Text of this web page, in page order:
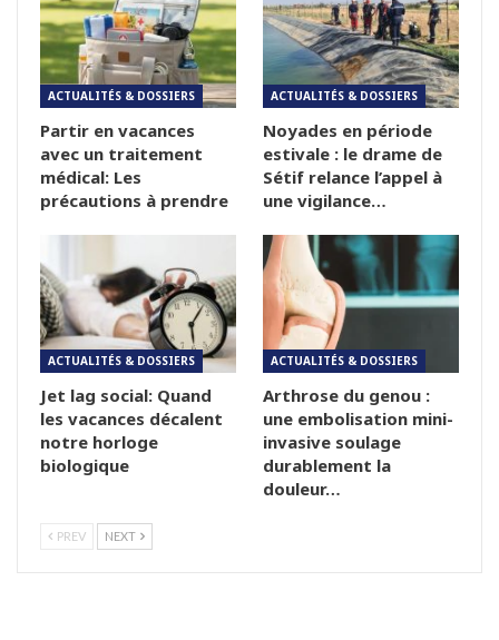
ACTUALITÉS & DOSSIERS
Partir en vacances
avec un traitement
médical: Les
précautions à prendre
ACTUALITÉS & DOSSIERS
Noyades en période
estivale : le drame de
Sétif relance l’appel à
une vigilance…
ACTUALITÉS & DOSSIERS
Jet lag social: Quand
les vacances décalent
notre horloge
biologique
ACTUALITÉS & DOSSIERS
Arthrose du genou :
une embolisation mini-
invasive soulage
durablement la
douleur…
PREV NEXT